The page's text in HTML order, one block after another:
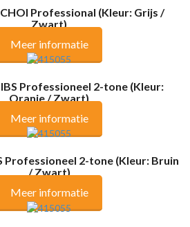
Professional (Kleur: Grijs /
Zwart)
Meer informatie
Professioneel 2-tone (Kleur:
Oranje / Zwart)
Meer informatie
Professioneel 2-tone (Kleur: Bruin
/ Zwart)
Meer informatie